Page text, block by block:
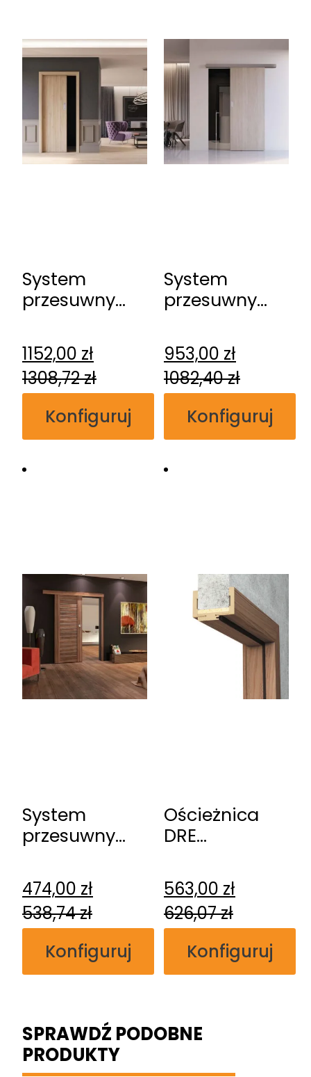
System
przesuwny
ościeżnicowy
1152,00 zł
1308,72zł
Konfiguruj
System
przesuwny
naścienny
Spazio CD
953,00 zł
1082,40zł
Konfiguruj
System
przesuwny
naścienny
474,00 zł
538,74zł
Konfiguruj
Ościeżnica
DRE
bezprzylgowa
563,00 zł
626,07zł
Konfiguruj
SPRAWDŹ PODOBNE
PRODUKTY